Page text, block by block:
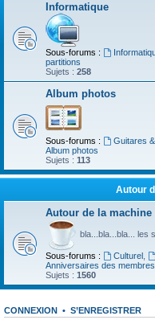
Informatique
Sous-forums :
partitions
Sujets : 258
Album photos
Sous-forums : Guitares
Album photos
Sujets : 113
Autour
Autour de la machine
bla...bla...bla... les
Sous-forums : Culturel,
Anniversaires des membres
Sujets : 1560
CONNEXION • S’ENREGISTRER